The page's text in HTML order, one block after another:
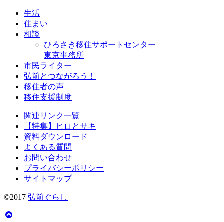
生活
住まい
相談
ひろさき移住サポートセンター
東京事務所
市民ライター
弘前とつながろう！
移住者の声
移住支援制度
関連リンク一覧
【特集】ヒロとサキ
資料ダウンロード
よくある質問
お問い合わせ
プライバシーポリシー
サイトマップ
©2017 弘前ぐらし